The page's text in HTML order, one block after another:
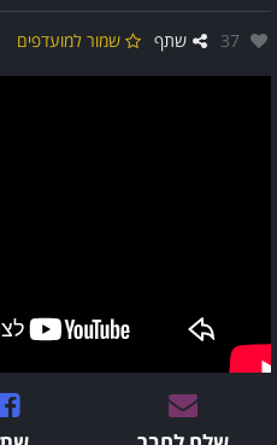
אהבו:
37 שתף שמור למועדפים